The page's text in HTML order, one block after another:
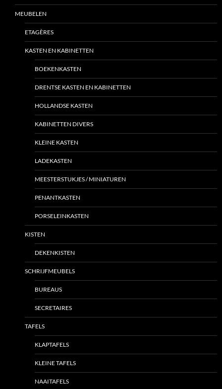
MEUBELEN
ETAGÈRES
KASTEN EN KABINETTEN
BOEKENKASTEN
DRENTSE KASTEN EN KABINETTEN
HOLLANDSE KASTEN
KABINETTEN DIVERS
KLEINE KASTEN
LADEKASTEN
MEESTERSTUKJES / MINIATUREN
PENANTKASTEN
PORSELEINKASTEN
KISTEN
DEKENKISTEN
SCHRIJFMEUBELS
BUREAUS
SECRETAIRES
TAFELS
KLAPTAFELS
KLEINE TAFELS
NAAITAFELS